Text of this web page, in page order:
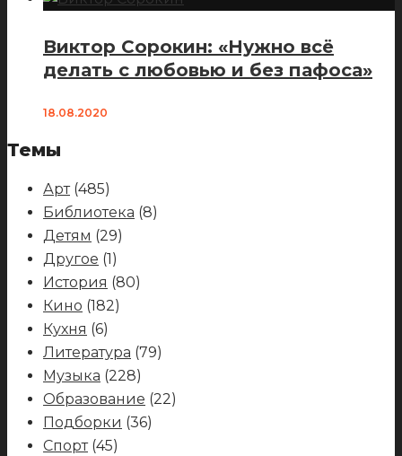
Виктор Сорокин: «Нужно всё
делать с любовью и без пафоса»
18.08.2020
Темы
Арт(485)
Библиотека (8)
Детям (29)
Другое (1)
История (80)
Кино (182)
Кухня (6)
Литература (79)
Музыка (228)
Образование (22)
Подборки (36)
Спорт(45)